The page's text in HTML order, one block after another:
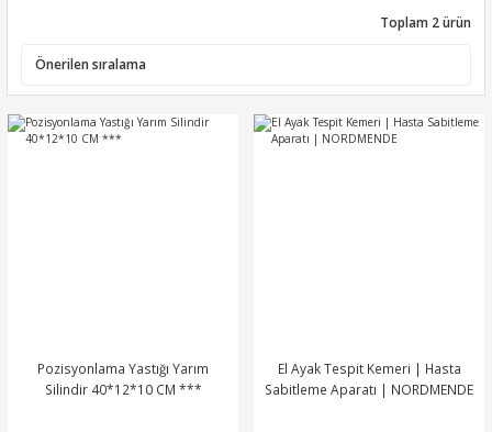
Toplam 2 ürün
Pozisyonlama Yastığı Yarım
Silindir 40*12*10 CM ***
El Ayak Tespit Kemeri | Hasta
Sabitleme Aparatı | NORDMENDE